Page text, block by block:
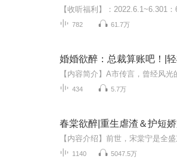
782 61.7万
婚婚欲醉：总裁算账吧！|
434 5.7万
1140 5047.5万